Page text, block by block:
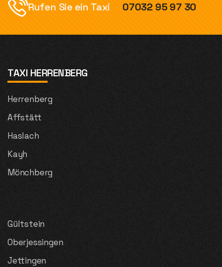
Rufen Sie ein Taxi 07032 95 97 30
TAXI HERRENBERG
Herrenberg
Affstätt
Haslach
Kayh
Mönchberg
Gültstein
Oberjessingen
Jettingen